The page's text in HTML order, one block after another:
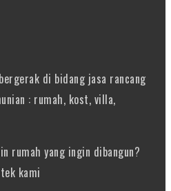
di bidang jasa rancang
: rumah, kost, villa,
rumah yang ingin dibangun?
kami